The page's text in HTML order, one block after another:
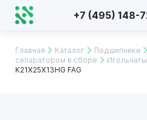
+7 (495) 148-
Главная Каталог Подшипники
сепаратором в сборе
K21X25X13HG FAG